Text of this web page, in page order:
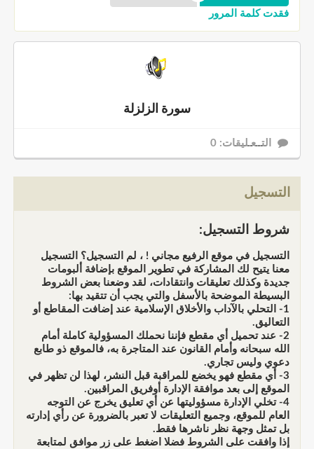
فقدت كلمة المرور
سورة الزلزلة
التــعـليقات: 0
التسجيل
شروط التسجيل:
التسجيل في موقع الرفيع مجاني ! ، لم التسجيل؟ التسجيل
معنا يتيح لك المشاركة في تطوير الموقع بإضافة ألبومات
جديدة وكذلك تعليقات وانتقادات، لقد وضعنا بعض الشروط
البسيطة الموضحة بالأسفل والتي يجب أن تتقيد بها:
1- التحلي بالآداب والأخلاق الإسلامية عند إضافت المقاطع أو
التعاليق.
2- عند تحميل أي مقطع فإننا نحملك المسؤولية كاملة أمام
الله سبحانه وأمام القانون عند المتاجرة به، فالموقع ذو طابع
دعوي وليس تجاري.
3- أي مقطع فهو يخضع للمراقبة قبل النشر، لهذا لن تظهر في
الموقع إلى بعد موافقة الإدارة أوفريق المراقبين.
4- تخلي الإدارة مسؤوليتها عن أي تعليق يخرج عن التوجه
العام للموقع، وجميع التعليقات لا تعبر بالضرورة عن رأي إدارته
بل تمثل وجهة نظر ناشرها فقط.
إذا وافقت على الشروط فضلا اضغط على زر موافق لمتابعة